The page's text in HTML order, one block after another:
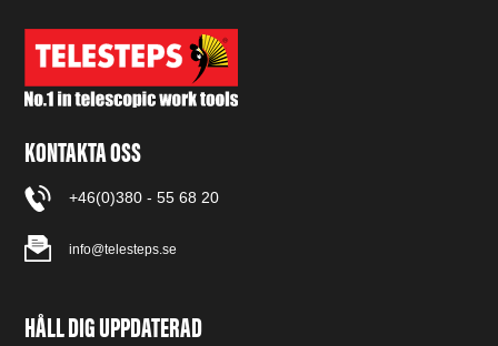
KONTAKTA OSS
+46(0)380 - 55 68 20
info@telesteps.se
HÅLL DIG UPPDATERAD